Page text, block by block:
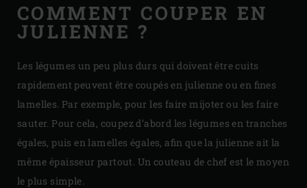
COMMENT COUPER EN
JULIENNE ?
Les légumes un peu plus durs qui doivent être cuits
rapidement peuvent être coupés en julienne ou en fines
lamelles. Par exemple, pour les faire mijoter ou les faire
sauter. Pour cela, coupez d’abord les légumes en tranches
égales, puis en lamelles égales, afin que la julienne ait la
même épaisseur partout. Un couteau de chef est le moyen
le plus simple.